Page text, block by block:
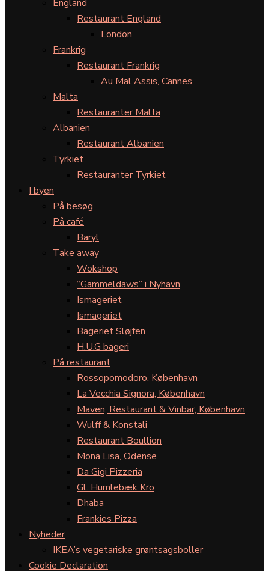
England
Restaurant England
London
Frankrig
Restaurant Frankrig
Au Mal Assis, Cannes
Malta
Restauranter Malta
Albanien
Restaurant Albanien
Tyrkiet
Restauranter Tyrkiet
I byen
På besøg
På café
Baryl
Take away
Wokshop
“Gammeldaws” i Nyhavn
Ismageriet
Ismageriet
Bageriet Sløjfen
H.U.G bageri
På restaurant
Rossopomodoro, København
La Vecchia Signora, København
Maven, Restaurant & Vinbar, København
Wulff & Konstali
Restaurant Boullion
Mona Lisa, Odense
Da Gigi Pizzeria
Gl. Humlebæk Kro
Dhaba
Frankies Pizza
Nyheder
IKEA’s vegetariske grøntsagsboller
Cookie Declaration